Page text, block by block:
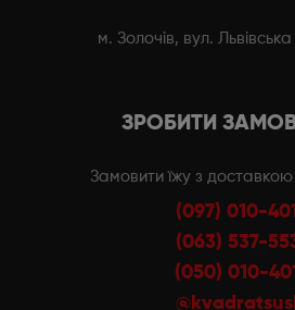
м. Золочів, вул. Львівська
ЗРОБИТИ
Замовити їжу з доставкою
(097) 010-
(063) 537-
(050) 010-